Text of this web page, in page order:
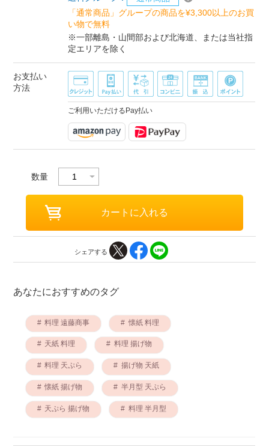
「通常商品」グループの商品を¥3,300以上のお買
い物で無料
※一部離島・山間部および北海道、または当社指
定エリアを除く
お支払い
方法
ご利用いただけるPay払い
数量
シェアする
あなたにおすすめのタグ
料理 遠藤商事 懐紙 料理
天紙 料理 料理 揚げ物
料理 天ぷら 揚げ物 天紙
懐紙 揚げ物 半月型 天ぷら
天ぷら 揚げ物 料理 半月型